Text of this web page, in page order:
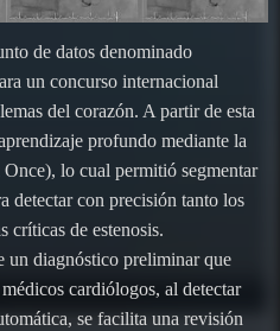
de datos denominado
un concurso internacional
del corazón. A partir de esta
profundo mediante la
lo cual permitió segmentar
detectar con precisión tanto los
críticas de estenosis.
un diagnóstico preliminar que
cardiólogos, al detectar
se facilita una revisión